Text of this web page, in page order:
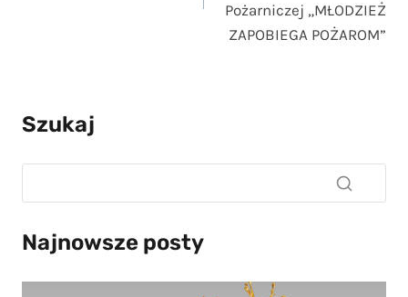
Pożarniczej „MŁODZIEŻ
ZAPOBIEGA POŻAROM”
Szukaj
Najnowsze posty